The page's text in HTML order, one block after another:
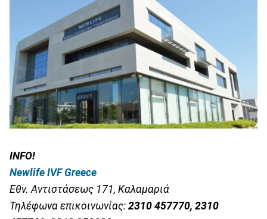
INFO!
Newlife IVF Greece
Εθν. Αντιστάσεως 171, Καλαμαριά
Τηλέφωνα επικοινωνίας: 2310 457770, 2310